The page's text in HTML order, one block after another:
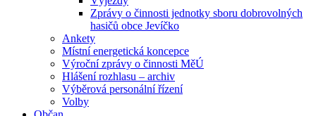
Zprávy o činnosti jednotky sboru dobrovolných
hasičů obce Jevíčko
Ankety
Místní energetická koncepce
Výroční zprávy o činnosti MěÚ
Hlášení rozhlasu – archiv
Výběrová personální řízení
Volby